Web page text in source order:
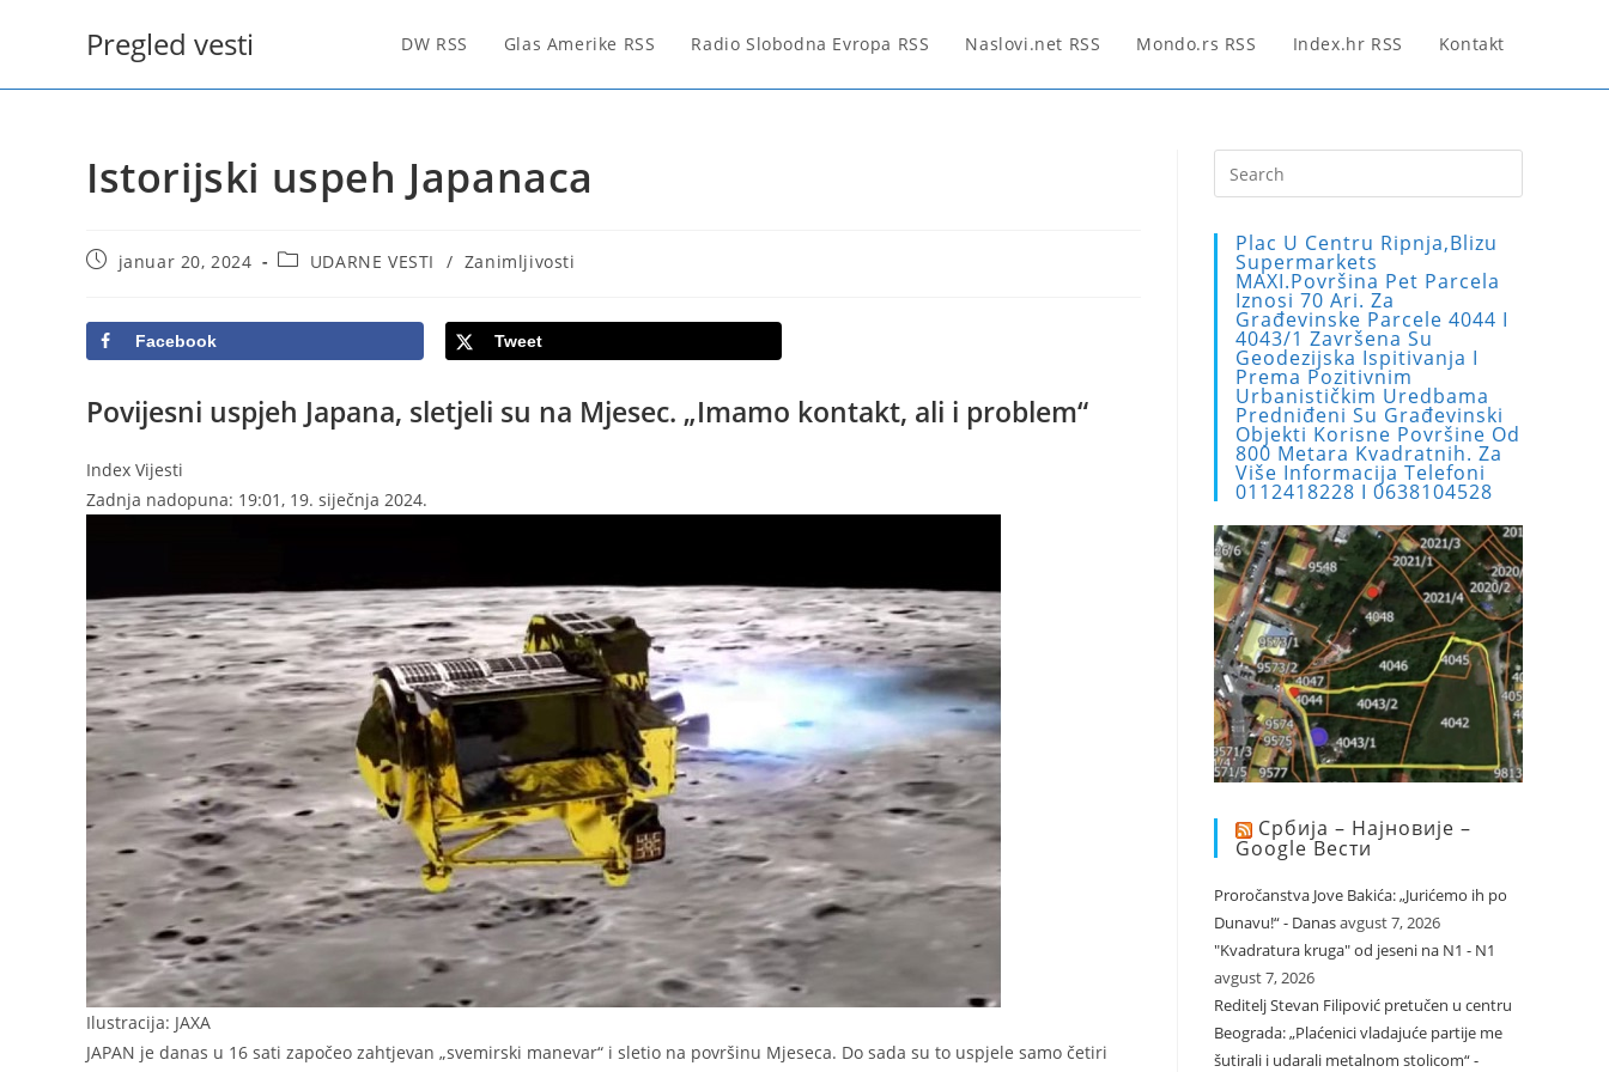
Pregled vesti DW RSS Glas Amerike RSS Radio Slobodna Evropa RSS Naslovi.net RSS Mondo.rs RSS Index.hr RSS Kontakt
Istorijski uspeh Japanaca
Postjanuar 20, 2024
PostUDARNE VESTI / Zanimljivosti
Facebook Tweet
Povijesni uspjeh Japana, sletjeli su na Mjesec. „Imamo kontakt, ali i problem“
Index Vijesti
Zadnja nadopuna: 19:01, 19. siječnja 2024.
Ilustracija: JAXA
JAPAN je danas u 16 sati započeo zahtjevan „svemirski manevar“ i sletio na površinu Mjeseca. Do sada su to uspjele samo četiri
Escape
Plac U Centru Ripnja,blizu
Supermarkets
MAXI.Površina Pet Parcela
Iznosi 70 Ari. Za
Građevinske Parcele 4044 I
4043/1 Završena Su
Geodezijska Ispitivanja I
Prema Pozitivnim
Urbanističkim Uredbama
Predniđeni Su Građevinski
Objekti Korisne Površine Od
800 Metara Kvadratnih. Za
Više Informacija Telefoni
0112418228 I 0638104528
Србија – Најновије –
Google Вести
Proročanstva Jove Bakića: „Jurićemo ih po
Dunavu!“ - Danasavgust 7, 2026
"Kvadratura kruga" od jeseni na N1 - N1
avgust 7, 2026
Reditelj Stevan Filipović pretučen u centru
Beograda: „Plaćenici vladajuće partije me
šutirali i udarali metalnom stolicom“ -